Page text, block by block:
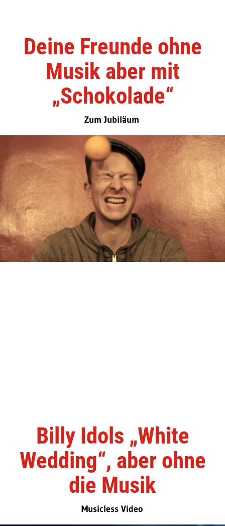
Deine Freunde ohne
Musik aber mit
„Schokolade“
Zum Jubiläum
Billy Idols „White
Wedding“, aber ohne
die Musik
Musicless Video